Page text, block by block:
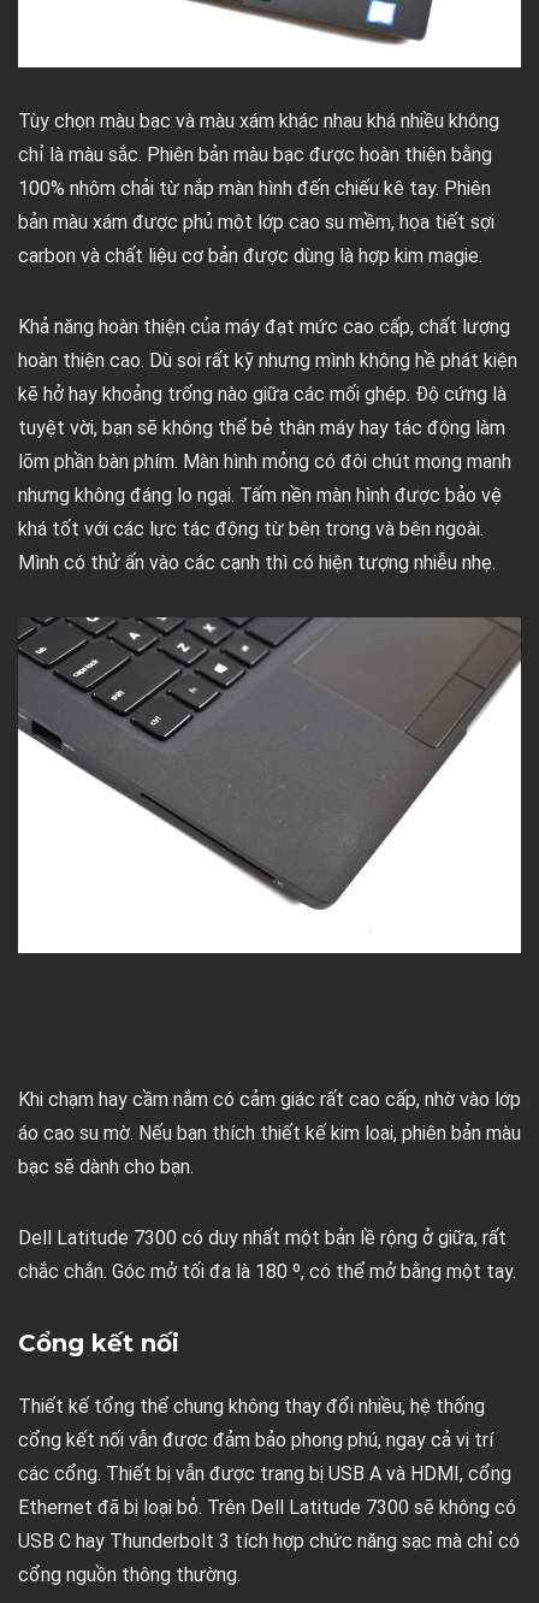
Tùy chọn màu bạc và màu xám khác nhau khá nhiều không
chỉ là màu sắc. Phiên bản màu bạc được hoàn thiện bằng
100% nhôm chải từ nắp màn hình đến chiếu kê tay. Phiên
bản màu xám được phủ một lớp cao su mềm, họa tiết sợi
carbon và chất liệu cơ bản được dùng là hợp kim magie.
Khả năng hoàn thiện của máy đạt mức cao cấp, chất lượng
hoàn thiện cao. Dù soi rất kỹ nhưng mình không hề phát kiện
kẽ hở hay khoảng trống nào giữa các mối ghép. Độ cứng là
tuyệt vời, bạn sẽ không thể bẻ thân máy hay tác động làm
lõm phần bàn phím. Màn hình mỏng có đôi chút mong manh
nhưng không đáng lo ngại. Tấm nền màn hình được bảo vệ
khá tốt với các lực tác động từ bên trong và bên ngoài.
Mình có thử ấn vào các cạnh thì có hiện tượng nhiễu nhẹ.
Khi chạm hay cầm nắm có cảm giác rất cao cấp, nhờ vào lớp
áo cao su mờ. Nếu bạn thích thiết kế kim loại, phiên bản màu
bạc sẽ dành cho bạn.
Dell Latitude 7300 có duy nhất một bản lề rộng ở giữa, rất
chắc chắn. Góc mở tối đa là 180 º, có thể mở bằng một tay.
Cổng kết nối
Thiết kế tổng thể chung không thay đổi nhiều, hệ thống
cổng kết nối vẫn được đảm bảo phong phú, ngay cả vị trí
các cổng. Thiết bị vẫn được trang bị USB A và HDMI, cổng
Ethernet đã bị loại bỏ. Trên Dell Latitude 7300 sẽ không có
USB C hay Thunderbolt 3 tích hợp chức năng sạc mà chỉ có
cổng nguồn thông thường.